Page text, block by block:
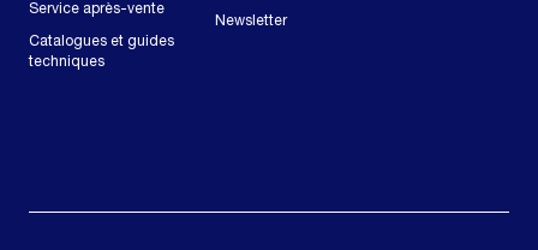
Service après-vente
Catalogues et guides
techniques
Newsletter